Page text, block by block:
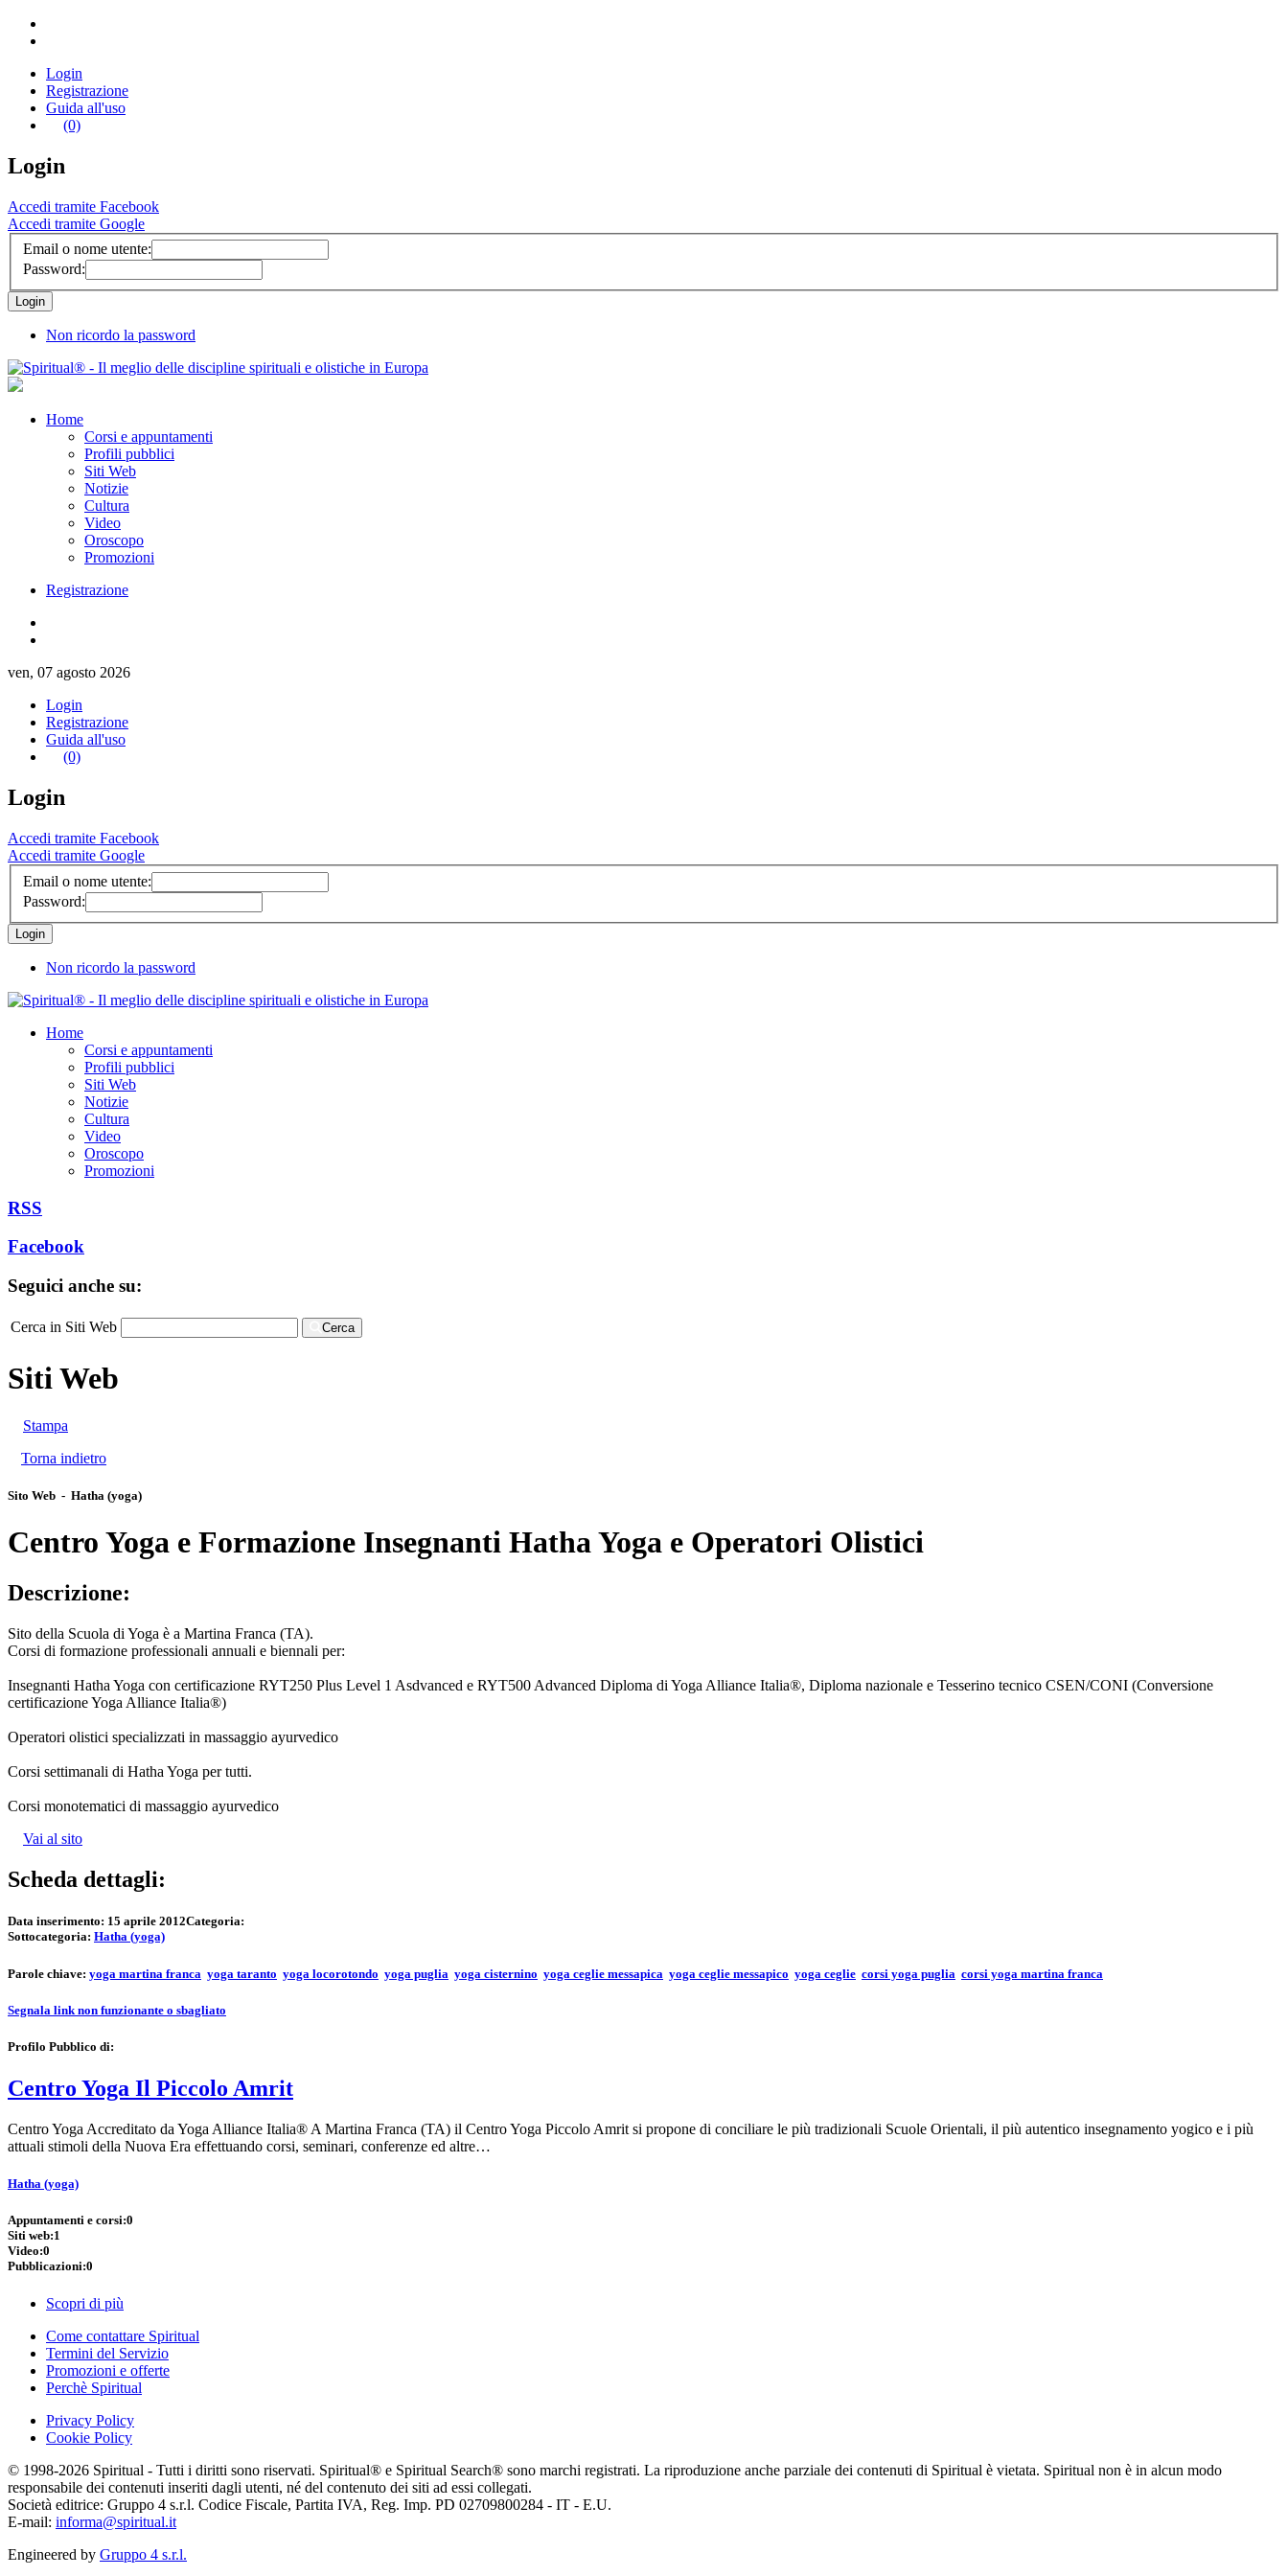
Login
Registrazione
Guida all'uso
(0)
Login
Accedi tramite Facebook
Accedi tramite Google
Email o nome utente:
Password:
Non ricordo la password
Home
Corsi e appuntamenti
Profili pubblici
Siti Web
Notizie
Cultura
Video
Oroscopo
Promozioni
Registrazione
ven, 07 agosto 2026
Login
Registrazione
Guida all'uso
(0)
Login
Accedi tramite Facebook
Accedi tramite Google
Email o nome utente:
Password:
Non ricordo la password
Home
Corsi e appuntamenti
Profili pubblici
Siti Web
Notizie
Cultura
Video
Oroscopo
Promozioni
RSS
Facebook
Seguici anche su:
Cerca in Siti Web Cerca
Siti Web
Stampa
Torna indietro
Sito Web - Hatha (yoga)
Centro Yoga e Formazione Insegnanti Hatha Yoga e Operatori Olistici
Descrizione:
Sito della Scuola di Yoga è a Martina Franca (TA).
Corsi di formazione professionali annuali e biennali per:
Insegnanti Hatha Yoga con certificazione RYT250 Plus Level 1 Asdvanced e RYT500 Advanced Diploma di Yoga Alliance Italia®, Diploma nazionale e Tesserino tecnico CSEN/CONI (Conversione
certificazione Yoga Alliance Italia®)
Operatori olistici specializzati in massaggio ayurvedico
Corsi settimanali di Hatha Yoga per tutti.
Corsi monotematici di massaggio ayurvedico
Vai al sito
Scheda dettagli:
Data inserimento: 15 aprile 2012Categoria:
Sottocategoria: Hatha (yoga)
Parole chiave: yoga martina franca yoga taranto yoga locorotondo yoga puglia yoga cisternino yoga ceglie messapica yoga ceglie messapico yoga ceglie corsi yoga puglia corsi yoga martina franca
Segnala link non funzionante o sbagliato
Profilo Pubblico di:
Centro Yoga Il Piccolo Amrit
Centro Yoga Accreditato da Yoga Alliance Italia® A Martina Franca (TA) il Centro Yoga Piccolo Amrit si propone di conciliare le più tradizionali Scuole Orientali, il più autentico insegnamento yogico e i più
attuali stimoli della Nuova Era effettuando corsi, seminari, conferenze ed altre…
Hatha (yoga)
Appuntamenti e corsi:0
Siti web:1
Video:0
Pubblicazioni:0
Scopri di più
Come contattare Spiritual
Termini del Servizio
Promozioni e offerte
Perchè Spiritual
Privacy Policy
Cookie Policy
© 1998-2026 Spiritual - Tutti i diritti sono riservati. Spiritual® e Spiritual Search® sono marchi registrati. La riproduzione anche parziale dei contenuti di Spiritual è vietata. Spiritual non è in alcun modo
responsabile dei contenuti inseriti dagli utenti, né del contenuto dei siti ad essi collegati.
Società editrice: Gruppo 4 s.r.l. Codice Fiscale, Partita IVA, Reg. Imp. PD 02709800284 - IT - E.U.
E-mail: informa@spiritual.it
Engineered by Gruppo 4 s.r.l.